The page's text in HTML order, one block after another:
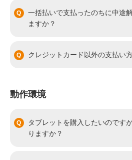
一括払いで支払ったのちに中途
ますか？
クレジットカード以外の支払い
動作環境
タブレットを購入したいのです
りますか？